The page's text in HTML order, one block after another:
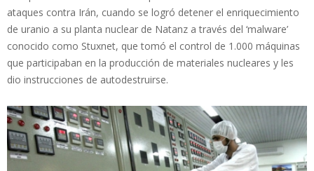
ataques contra Irán, cuando se logró detener el enriquecimiento
de uranio a su planta nuclear de Natanz a través del ‘malware’
conocido como Stuxnet, que tomó el control de 1.000 máquinas
que participaban en la producción de materiales nucleares y les
dio instrucciones de autodestruirse.